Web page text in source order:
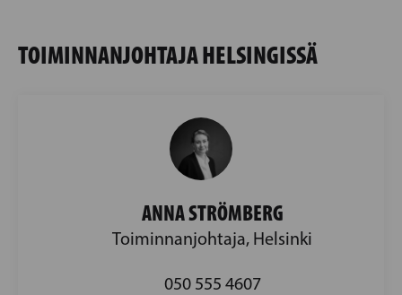
TOIMINNANJOHTAJA HELSINGISSÄ
ANNA STRÖMBERG
Toiminnanjohtaja, Helsinki
050 555 4607